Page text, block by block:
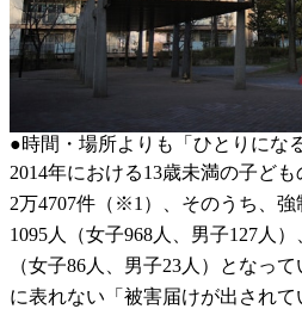
●時間・場所よりも「ひとりにな
2014年における13歳未満の子ど
2万4707件（※1）、そのうち、
1095人（女子968人、男子127人
（女子86人、男子23人）となっ
に表れない「被害届けが出され